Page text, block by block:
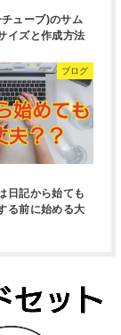
ューブ)のサム
イズと作成方法
ブログ
日記から始ても
る前に始める大